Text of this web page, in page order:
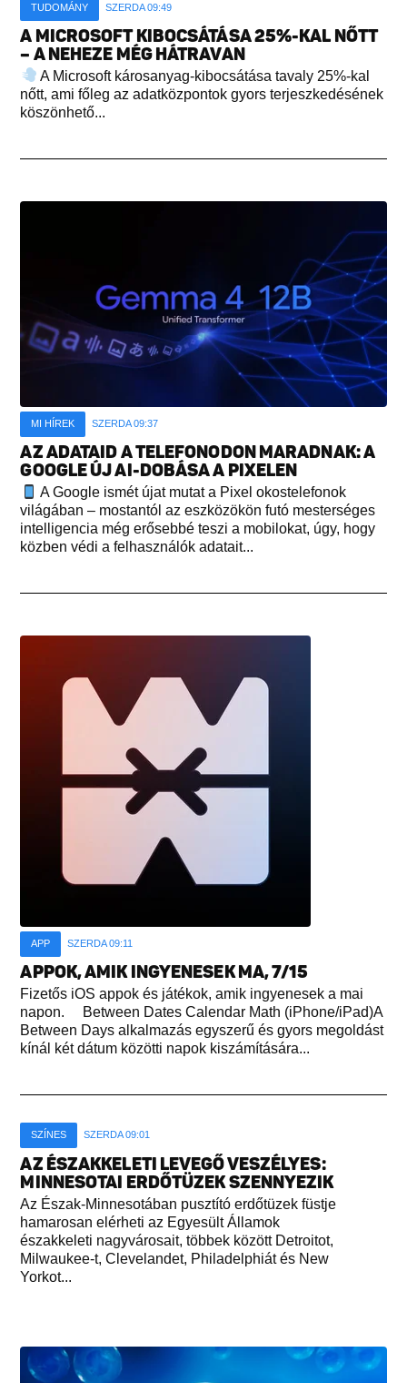
TUDOMÁNY SZERDA 09:49
A MICROSOFT KIBOCSÁTÁSA 25%-KAL NŐTT
– A NEHEZE MÉG HÁTRAVAN
A Microsoft károsanyag-kibocsátása tavaly 25%-kal
nőtt, ami főleg az adatközpontok gyors terjeszkedésének
köszönhető...
MI HÍREK SZERDA 09:37
AZ ADATAID A TELEFONODON MARADNAK: A
GOOGLE ÚJ AI-DOBÁSA A PIXELEN
A Google ismét újat mutat a Pixel okostelefonok
világában – mostantól az eszközökön futó mesterséges
intelligencia még erősebbé teszi a mobilokat, úgy, hogy
közben védi a felhasználók adatait...
APP SZERDA 09:11
APPOK, AMIK INGYENESEK MA, 7/15
Fizetős iOS appok és játékok, amik ingyenesek a mai
napon. Between Dates Calendar Math (iPhone/iPad)A
Between Days alkalmazás egyszerű és gyors megoldást
kínál két dátum közötti napok kiszámítására...
SZÍNES SZERDA 09:01
AZ ÉSZAKKELETI LEVEGŐ VESZÉLYES:
MINNESOTAI ERDŐTÜZEK SZENNYEZIK
Az Észak-Minnesotában pusztító erdőtüzek füstje
hamarosan elérheti az Egyesült Államok
északkeleti nagyvárosait, többek között Detroitot,
Milwaukee-t, Clevelandet, Philadelphiát és New
Yorkot...